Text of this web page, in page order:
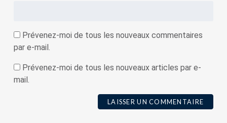
Prévenez-moi de tous les nouveaux commentaires
par e-mail.
Prévenez-moi de tous les nouveaux articles par e-
mail.